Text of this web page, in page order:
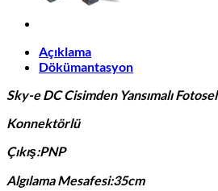
Açıklama
Dökümantasyon
Sky-e DC Cisimden Yansımalı Fotosel
Konnektörlü
Çıkış:PNP
Algılama Mesafesi:35cm